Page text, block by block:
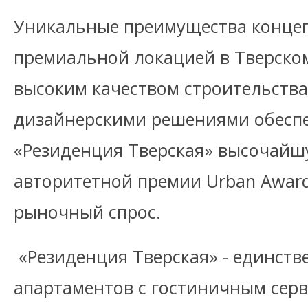
Уникальные преимущества
премиальной локацией в
высоким качеством
дизайнерскими решениями
«Резиденция Тверская»
авторитетной премии Urban
рыночный спрос.
«Резиденция Тверская» -
апартаментов с гостиничным